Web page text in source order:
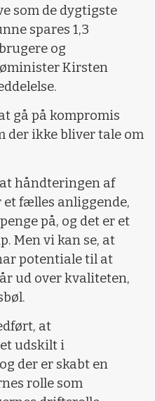
som de dygtigste
spares 1,3
og
Kirsten
gå på kompromis
der ikke bliver tale om
håndteringen af
fælles anliggende,
på, og det er et
Men vi kan se, at
potentiale til at
ud over kvaliteten,
at
udskilt i
der er skabt en
rolle som